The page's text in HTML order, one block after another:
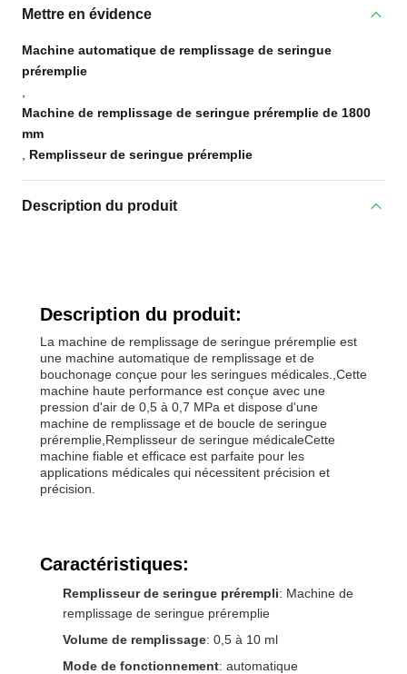
Mettre en évidence
Machine automatique de remplissage de seringue
préremplie
Machine de remplissage de seringue préremplie de 1800
mm
Remplisseur de seringue préremplie
Description du produit
Description du produit:
La machine de remplissage de seringue préremplie est
une machine automatique de remplissage et de
bouchonage conçue pour les seringues médicales.,Cette
machine haute performance est conçue avec une
pression d'air de 0,5 à 0,7 MPa et dispose d'une
machine de remplissage et de boucle de seringue
préremplie,Remplisseur de seringue médicaleCette
machine fiable et efficace est parfaite pour les
applications médicales qui nécessitent précision et
précision.
Caractéristiques:
Remplisseur de seringue prérempli: Machine de
remplissage de seringue préremplie
Volume de remplissage: 0,5 à 10 ml
Mode de fonctionnement: automatique